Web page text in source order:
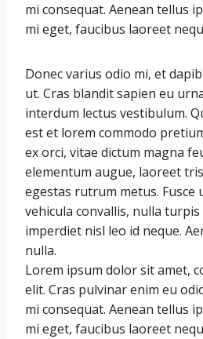
mi consequat. Aenean tellus
mi eget, faucibus laoreet
Donec varius odio mi, et
ut. Cras blandit sapien eu
interdum lectus vestibulum.
est et lorem commodo
ex orci, vitae dictum magna
elementum augue, laoreet
egestas rutrum metus. Fusce
vehicula convallis, nulla
imperdiet nisl leo id neque.
nulla.
Lorem ipsum dolor sit amet,
elit. Cras pulvinar enim eu
mi consequat. Aenean tellus
mi eget, faucibus laoreet